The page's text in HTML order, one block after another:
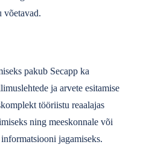
võetavad.
pakub Secapp ka
ja arvete esitamise
tööriistu reaalajas
ning meeskonnale või
jagamiseks.